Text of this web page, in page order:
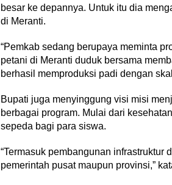
besar ke depannya. Untuk itu dia
di Meranti.
“Pemkab sedang berupaya meminta
petani di Meranti duduk bersama
berhasil memproduksi padi dengan
Bupati juga menyinggung visi misi
berbagai program. Mulai dari
sepeda bagi para siswa.
“Termasuk pembangunan
pemerintah pusat maupun provinsi,”